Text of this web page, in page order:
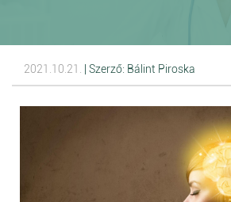
2021.10.21. | Szerző: Bálint Piroska